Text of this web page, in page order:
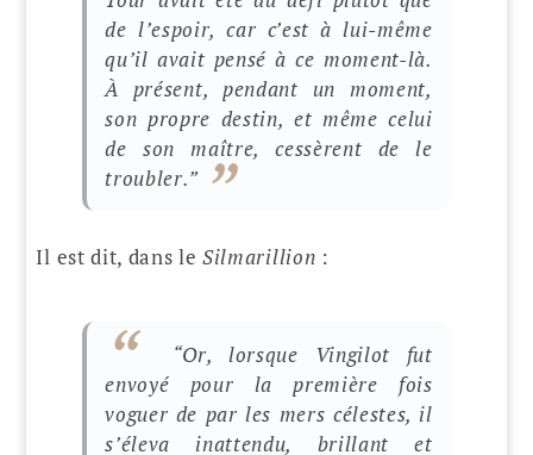
de l’espoir, car c’est à lui-même
qu’il avait pensé à ce moment-là.
À présent, pendant un moment,
son propre destin, et même celui
de son maître, cessèrent de le
troubler.”
Il est dit, dans leSilmarillion :
“Or, lorsque Vingilot fut
envoyé pour la première fois
voguer de par les mers célestes, il
s’éleva inattendu, brillant et